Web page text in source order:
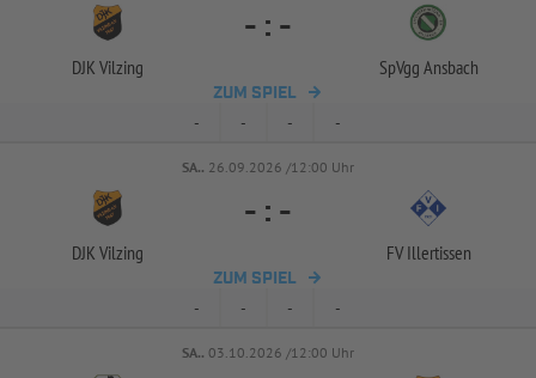
DJK Vilzing
- : -
SpVgg Ansbach
ZUM SPIEL
- - - -
SA.. 26.09.2026 /12:00 Uhr
DJK Vilzing
- : -
FV Illertissen
ZUM SPIEL
- - - -
SA.. 03.10.2026 /12:00 Uhr